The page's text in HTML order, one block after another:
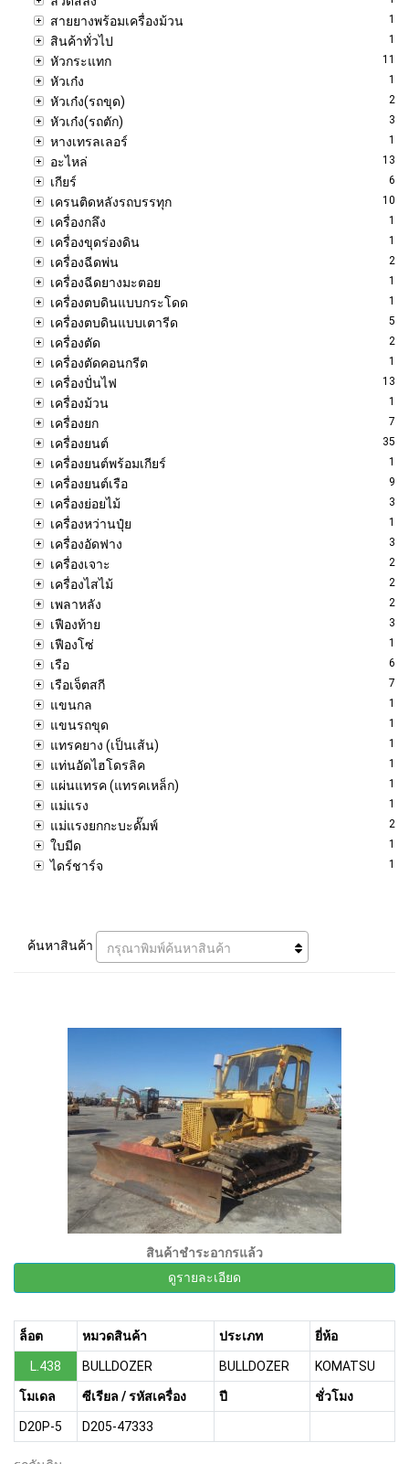
สายยางพร้อมเครื่องม้วน 1
สินค้าทั่วไป 1
หัวกระแทก 11
หัวเก๋ง 1
หัวเก๋ง(รถขุด) 2
หัวเก๋ง(รถตัก) 3
หางเทรลเลอร์ 1
อะไหล่ 13
เกียร์ 6
เครนติดหลังรถบรรทุก 10
เครื่องกลึง 1
เครื่องขุดร่องดิน 1
เครื่องฉีดพ่น 2
เครื่องฉีดยางมะตอย 1
เครื่องตบดินแบบกระโดด 1
เครื่องตบดินแบบเตารีด 5
เครื่องตัด 2
เครื่องตัดคอนกรีต 1
เครื่องปั่นไฟ 13
เครื่องม้วน 1
เครื่องยก 7
เครื่องยนต์ 35
เครื่องยนต์พร้อมเกียร์ 1
เครื่องยนต์เรือ 9
เครื่องย่อยไม้ 3
เครื่องหว่านปุ๋ย 1
เครื่องอัดฟาง 3
เครื่องเจาะ 2
เครื่องไสไม้ 2
เพลาหลัง 2
เฟืองท้าย 3
เฟืองโซ่ 1
เรือ 6
เรือเจ็ตสกี 7
แขนกล 1
แขนรถขุด 1
แทรคยาง (เป็นเส้น) 1
แท่นอัดไฮโดรลิค 1
แผ่นแทรค (แทรคเหล็ก) 1
แม่แรง 1
แม่แรงยกกะบะดั๊มพ์ 2
ใบมีด 1
ไดร์ชาร์จ 1
ค้นหาสินค้า กรุณาพิมพ์ค้นหาสินค้า
สินค้าชำระอากรแล้ว
ดูรายละเอียด
ล็อต หมวดสินค้า ประเภท ยี่ห้อ
L.438 BULLDOZER BULLDOZER KOMATSU
โมเดล ซีเรียล / รหัสเครื่อง ปี ชั่วโมง
D20P-5 D205-47333